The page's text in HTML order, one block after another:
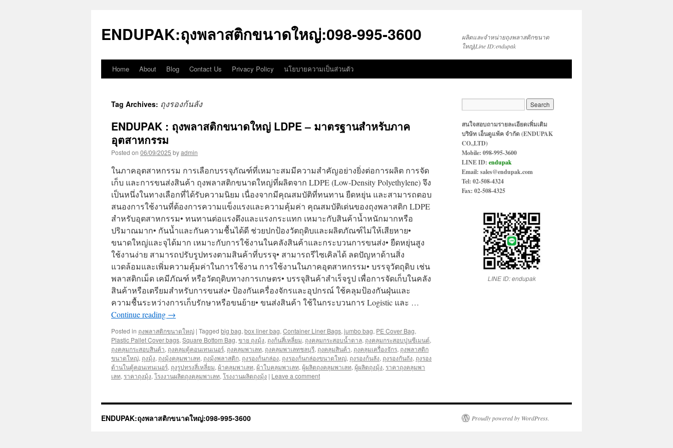
content
ENDUPAK:ถุงพลาสติกขนาดใหญ่:098-995-3600
ผลิตและจำหน่ายถุงพลาสติกขนาด
ใหญ่|Line ID:endupak
Home About Blog Contact Us Privacy Policy นโยบายความเป็นส่วนตัว
Tag Archives: ถุงรองก้นลัง
ENDUPAK : ถุงพลาสติกขนาดใหญ่ LDPE – มาตรฐานสำหรับภาค
อุตสาหกรรม
Posted on 06/09/2025 byadmin
ในภาคอุตสาหกรรม การเลือกบรรจุภัณฑ์ที่เหมาะสมมีความสำคัญอย่างยิ่งต่อการผลิต การจัด
เก็บ และการขนส่งสินค้า ถุงพลาสติกขนาดใหญ่ที่ผลิตจาก LDPE (Low-Density Polyethylene) จึง
เป็นหนึ่งในทางเลือกที่ได้รับความนิยม เนื่องจากมีคุณสมบัติที่ทนทาน ยืดหยุ่น และสามารถตอบ
สนองการใช้งานที่ต้องการความแข็งแรงและความคุ้มค่า คุณสมบัติเด่นของถุงพลาสติก LDPE
สำหรับอุตสาหกรรม• ทนทานต่อแรงดึงและแรงกระแทก เหมาะกับสินค้าน้ำหนักมากหรือ
ปริมาณมาก• กันน้ำและกันความชื้นได้ดี ช่วยปกป้องวัตถุดิบและผลิตภัณฑ์ไม่ให้เสียหาย•
ขนาดใหญ่และจุได้มาก เหมาะกับการใช้งานในคลังสินค้าและกระบวนการขนส่ง• ยืดหยุ่นสูง
ใช้งานง่าย สามารถปรับรูปทรงตามสินค้าที่บรรจุ• สามารถรีไซเคิลได้ ลดปัญหาด้านสิ่ง
แวดล้อมและเพิ่มความคุ้มค่าในการใช้งาน การใช้งานในภาคอุตสาหกรรม• บรรจุวัตถุดิบ เช่น
พลาสติกเม็ด เคมีภัณฑ์ หรือวัตถุดิบทางการเกษตร• บรรจุสินค้าสำเร็จรูป เพื่อการจัดเก็บในคลัง
สินค้าหรือเตรียมสำหรับการขนส่ง• ป้องกันเครื่องจักรและอุปกรณ์ ใช้คลุมป้องกันฝุ่นและ
ความชื้นระหว่างการเก็บรักษาหรือขนย้าย• ขนส่งสินค้า ใช้ในกระบวนการ Logistic และ …
Continue reading →
Posted in ถุงพลาสติกขนาดใหญ่ | Tagged big bag, box liner bag, Container Liner Bags, jumbo bag, PE Cover Bag,
Plastic Pallet Cover bags, Square Bottom Bag, ขาย ถุงมุ้ง, ถุงก้นสี่เหลี่ยม, ถุงคลุมกระสอบน้ำตาล, ถุงคลุมกระสอบปูนซีเมนต์,
ถุงคลุมกระสอบสินค้า, ถุงคลุมตู้คอนเทนเนอร์, ถุงคลุมพาเลท, ถุงคลุมพาเลทชลบุรี, ถุงคลุมสินค้า, ถุงคลุมเครื่องจักร, ถุงพลาสติก
ขนาดใหญ่, ถุงมุ้ง, ถุงมุ้งคลุมพาเลท, ถุงมุ้งพลาสติก, ถุงรองก้นกล่อง, ถุงรองก้นกล่องขนาดใหญ่, ถุงรองก้นลัง, ถุงรองกันถัง, ถุงรอง
ด้านในตู้คอนเทนเนอร์, ถุงรูปทรงสี่เหลี่ยม, ผ้าคลุมพาเลท, ผ้าใบคลุมพาเลท, ผู้ผลิตถุงคลุมพาเลท, ผู้ผลิตถุงมุ้ง, ราคาถุงคลุมพา
เลท, ราคาถุงมุ้ง, โรงงานผลิตถุงคลุมพาเลท, โรงงานผลิตถุงมุ้ง | Leave a comment
สนใจสอบถามรายละเอียดเพิ่มเติม
บริษัท เอ็นดูแพ้ค จำกัด (ENDUPAK
CO.,LTD)
Mobile: 098-995-3600
LINE ID: endupak
Email: sales@endupak.com
Tel: 02-508-4324
Fax: 02-508-4325
LINE ID: endupak
ENDUPAK:ถุงพลาสติกขนาดใหญ่:098-995-3600 Proudly powered by WordPress.